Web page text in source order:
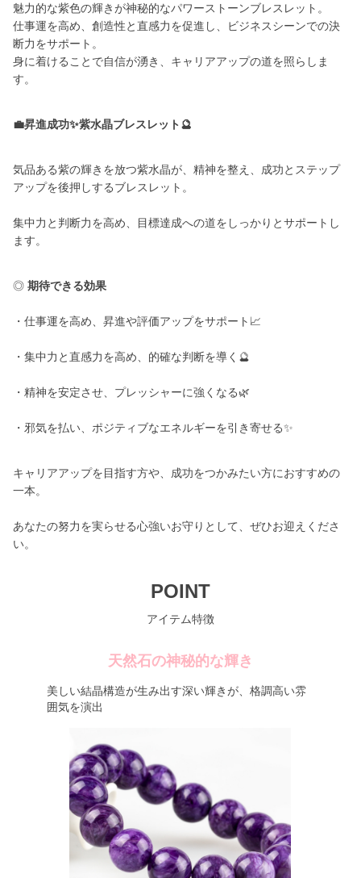
魅力的な紫色の輝きが神秘的なパワーストーンブレスレット。
仕事運を高め、創造性と直感力を促進し、ビジネスシーンでの決
断力をサポート。
身に着けることで自信が湧き、キャリアアップの道を照らしま
す。
💼昇進成功✨紫水晶ブレスレット🔮
気品ある紫の輝きを放つ紫水晶が、精神を整え、成功とステップ
アップを後押しするブレスレット。
集中力と判断力を高め、目標達成への道をしっかりとサポートし
ます。
◎ 期待できる効果
・仕事運を高め、昇進や評価アップをサポート📈
・集中力と直感力を高め、的確な判断を導く🔮
・精神を安定させ、プレッシャーに強くなる🌿
・邪気を払い、ポジティブなエネルギーを引き寄せる✨
キャリアアップを目指す方や、成功をつかみたい方におすすめの
一本。
あなたの努力を実らせる心強いお守りとして、ぜひお迎えくださ
い。
POINT
アイテム特徴
天然石の神秘的な輝き
美しい結晶構造が生み出す深い輝きが、格調高い雰
囲気を演出